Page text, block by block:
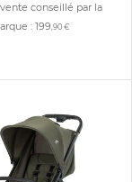
conseillé par la
: 199,90 €